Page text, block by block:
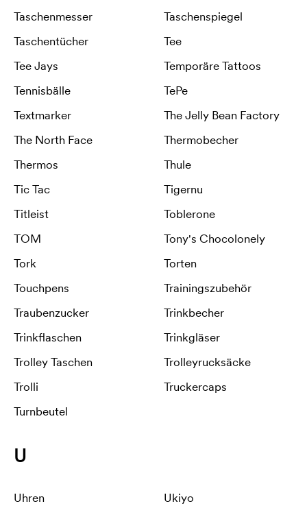
Taschenmesser
Taschenspiegel
Taschentücher
Tee
Tee Jays
Temporäre Tattoos
Tennisbälle
TePe
Textmarker
The Jelly Bean Factory
The North Face
Thermobecher
Thermos
Thule
Tic Tac
Tigernu
Titleist
Toblerone
TOM
Tony's Chocolonely
Tork
Torten
Touchpens
Trainingszubehör
Traubenzucker
Trinkbecher
Trinkflaschen
Trinkgläser
Trolley Taschen
Trolleyrucksäcke
Trolli
Truckercaps
Turnbeutel
U
Uhren
Ukiyo